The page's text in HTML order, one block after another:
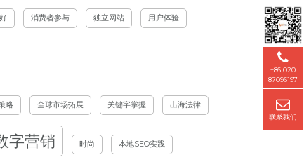
消费者参与 独立网站 用户体验
略 全球市场拓展 关键字掌握 出海法律
字营销 时尚 本地SEO实践
+86 020
87096197
联系我们